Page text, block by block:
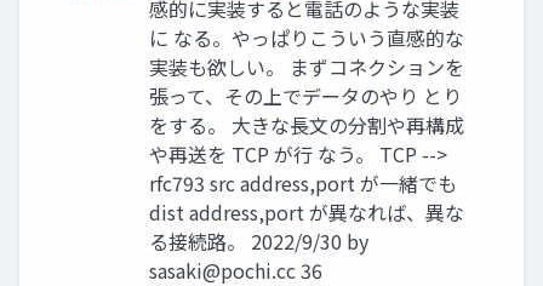
感的に実装すると電話のような実装
に なる。やっぱりこういう直感的な
実装も欲しい。 まずコネクションを
張って、その上でデータのやり とり
をする。 大きな長文の分割や再構成
や再送を TCP が行 なう。 TCP -->
rfc793 src address,port が一緒でも
dist address,port が異なれば、異な
る接続路。 2022/9/30 by
sasaki@pochi.cc36